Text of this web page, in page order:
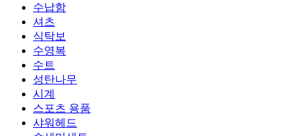
수납함
셔츠
식탁보
수영복
수트
성탄나무
시계
스포츠 용품
샤워헤드